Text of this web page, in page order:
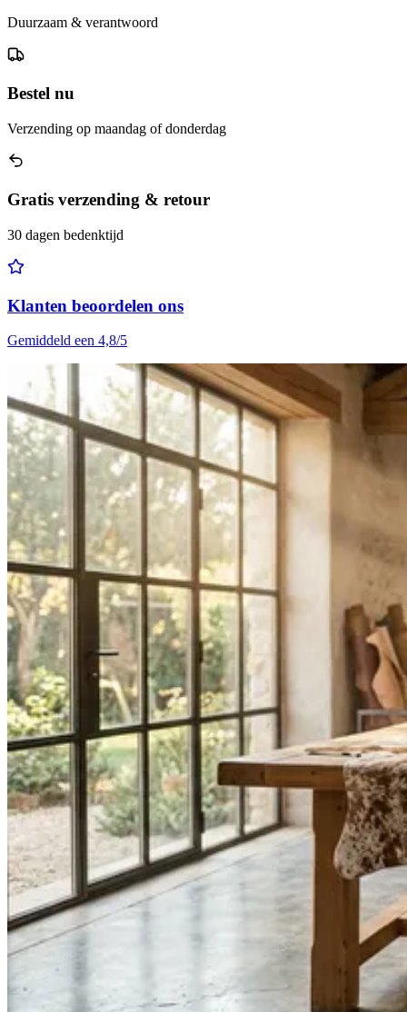
Duurzaam & verantwoord
Bestel nu
Verzending op maandag of donderdag
Gratis verzending & retour
30 dagen bedenktijd
Klanten beoordelen ons
Gemiddeld een 4,8/5